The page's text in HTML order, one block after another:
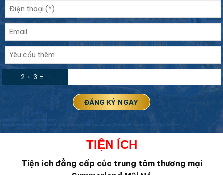
2 + 3 =
TIỆN ÍCH
Tiện ích đẳng cấp của trung tâm thương mại